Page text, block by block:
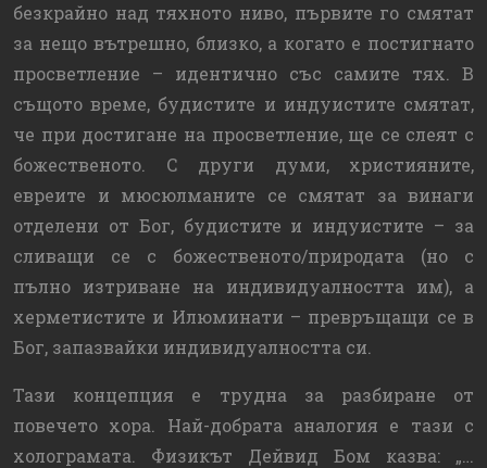
безкрайно над тяхното ниво, първите го смятат
за нещо вътрешно, близко, а когато е постигнато
просветление – идентично със самите тях. В
същото време, будистите и индуистите смятат,
че при достигане на просветление, ще се слеят с
божественото. С други думи, християните,
евреите и мюсюлманите се смятат за винаги
отделени от Бог, будистите и индуистите – за
сливащи се с божественото/природата (но с
пълно изтриване на индивидуалността им), а
херметистите и Илюминати – превръщащи се в
Бог, запазвайки индивидуалността си.
Тази концепция е трудна за разбиране от
повечето хора. Най-добрата аналогия е тази с
холограмата. Физикът Дейвид Бом казва: „…